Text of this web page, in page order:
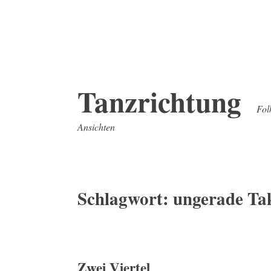
Inhalt
springen
Tanzrichtung
Ansichten
Schlagwort: ungerade